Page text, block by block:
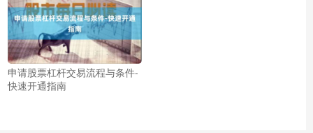
申请股票杠杆交易流程与条件-
快速开通指南